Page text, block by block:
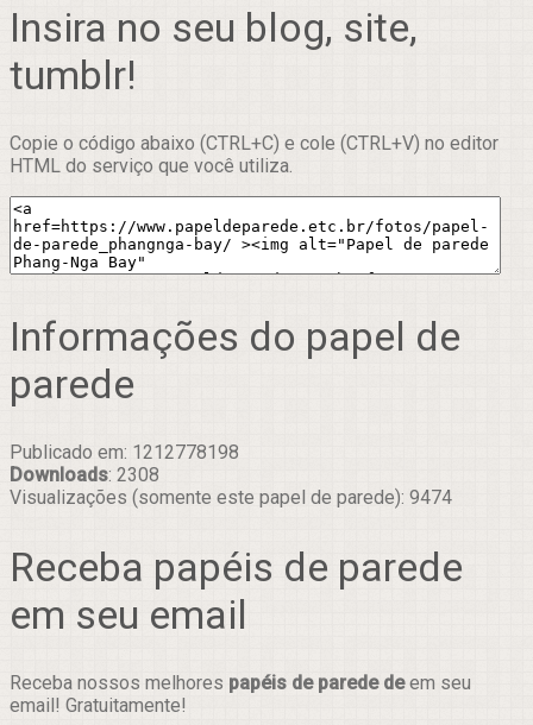
Insira no seu blog, site,
tumblr!
Copie o código abaixo (CTRL+C) e cole (CTRL+V) no editor
HTML do serviço que você utiliza.
Informações do papel de
parede
Publicado em: 1212778198
Downloads: 2308
Visualizações (somente este papel de parede): 9474
Receba papéis de parede
em seu email
Receba nossos melhores papéis de parede deem seu
email! Gratuitamente!